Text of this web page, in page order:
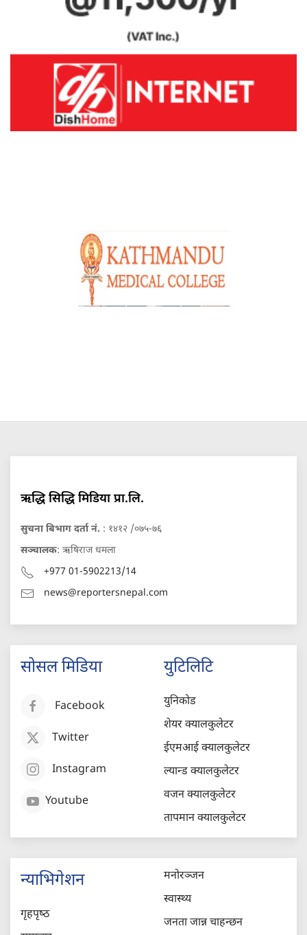
ऋद्धि सिद्धि मिडिया प्रा.लि.
सुचना बिभाग दर्ता नं. : १४१२ /०७५-७६
सञ्चालक: ऋषिराज धमला
+977 01-5902213/14
news@reportersnepal.com
सोसल मिडिया
Facebook
Twitter
Instagram
Youtube
युटिलिटि
युनिकोड
शेयर क्यालकुलेटर
ईएमआई क्यालकुलेटर
ल्यान्ड क्यालकुलेटर
वजन क्यालकुलेटर
तापमान क्यालकुलेटर
न्याभिगेशन
गृहपृष्‍ठ
मनोरञ्जन
स्वास्थ्य
जनता जान्न चाहन्छन